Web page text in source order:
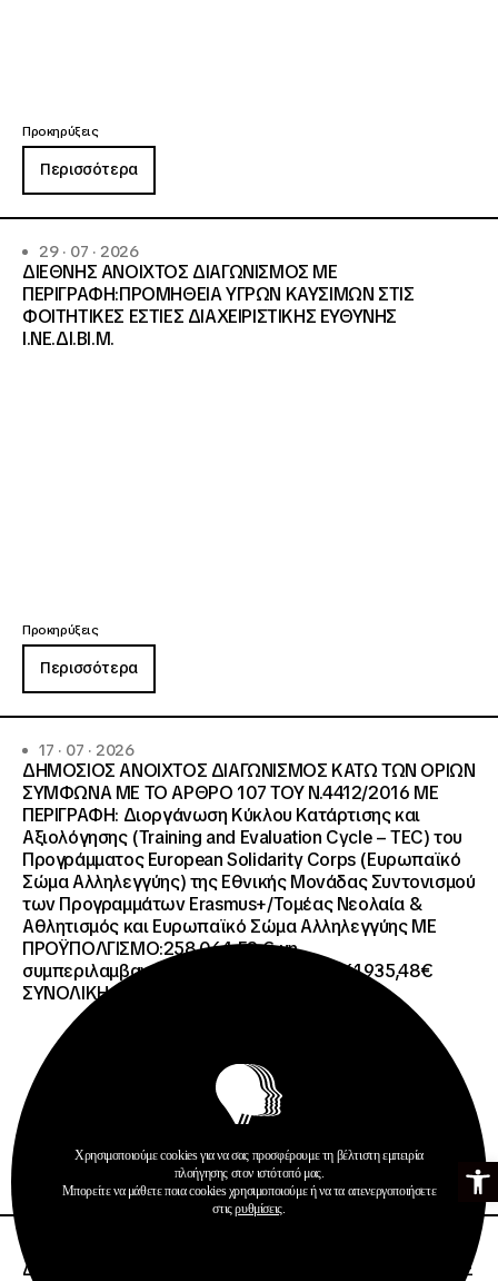
Ανοίξτε
Προκηρύξεις
Περισσότερα
29 · 07 · 2026
ΔΙΕΘΝΗΣ ΑΝΟΙΧΤΟΣ ΔΙΑΓΩΝΙΣΜΟΣ ΜΕ
ΠΕΡΙΓΡΑΦΗ:ΠΡΟΜΗΘΕΙΑ ΥΓΡΩΝ ΚΑΥΣΙΜΩΝ ΣΤΙΣ
ΦΟΙΤΗΤΙΚΕΣ ΕΣΤΙΕΣ ΔΙΑΧΕΙΡΙΣΤΙΚΗΣ ΕΥΘΥΝΗΣ
Ι.ΝΕ.ΔΙ.ΒΙ.Μ.
Προκηρύξεις
Περισσότερα
17 · 07 · 2026
ΔΗΜΟΣΙΟΣ ΑΝΟΙΧΤΟΣ ΔΙΑΓΩΝΙΣΜΟΣ ΚΑΤΩ ΤΩΝ ΟΡΙΩΝ
ΣΥΜΦΩΝΑ ΜΕ ΤΟ ΑΡΘΡΟ 107 ΤΟΥ Ν.4412/2016 ΜΕ
ΠΕΡΙΓΡΑΦΗ: Διοργάνωση Κύκλου Κατάρτισης και
Αξιολόγησης (Training and Evaluation Cycle – TEC) του
Προγράμματος European Solidarity Corps (Ευρωπαϊκό
Σώμα Αλληλεγγύης) της Εθνικής Μονάδας Συντονισμού
των Προγραμμάτων Erasmus+/Τομέας Νεολαία &
Αθλητισμός και Ευρωπαϊκό Σώμα Αλληλεγγύης ΜΕ
ΠΡΟΫΠΟΛΓΙΣΜΟ:258.064,52 € μη
συμπεριλαμβανομένου του Φ.Π.Α. ΦΠΑ 61.935,48€
ΣΥΝΟΛΙΚΗ ΑΞΙΑ 320.000,00 €.
Περισσότερα
ΔΙΕΘΝΗΣ ΑΝΟΙΧΤΟΣ ΗΛΕΚΤΡΟΝΙΚΟΣ ΔΙΑΓΩΝΙΣΜΟΣ ΜΕ
Χρησιμοποιούμε cookies για να σας προσφέρουμε τη βέλτιστη εμπειρία
πλοήγησης στον ιστότοπό μας.
Μπορείτε να μάθετε ποια cookies χρησιμοποιούμε ή να τα απενεργοποιήσετε
στιςρυθμίσεις.